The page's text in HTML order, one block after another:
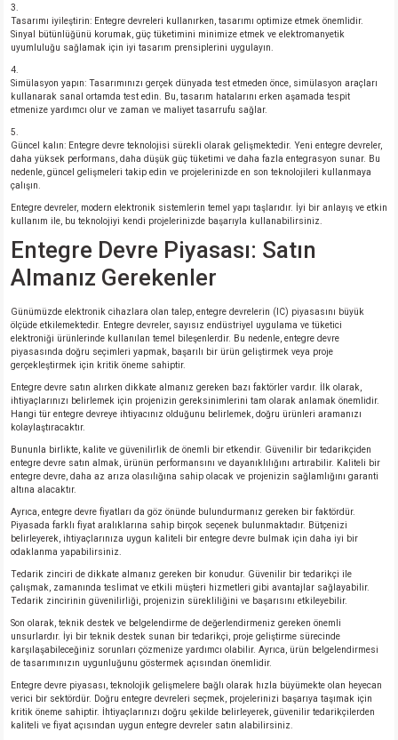
Tasarımı iyileştirin: Entegre devreleri kullanırken, tasarımı optimize etmek önemlidir.
Sinyal bütünlüğünü korumak, güç tüketimini minimize etmek ve elektromanyetik
uyumluluğu sağlamak için iyi tasarım prensiplerini uygulayın.
Simülasyon yapın: Tasarımınızı gerçek dünyada test etmeden önce, simülasyon araçları
kullanarak sanal ortamda test edin. Bu, tasarım hatalarını erken aşamada tespit
etmenize yardımcı olur ve zaman ve maliyet tasarrufu sağlar.
Güncel kalın: Entegre devre teknolojisi sürekli olarak gelişmektedir. Yeni entegre devreler,
daha yüksek performans, daha düşük güç tüketimi ve daha fazla entegrasyon sunar. Bu
nedenle, güncel gelişmeleri takip edin ve projelerinizde en son teknolojileri kullanmaya
çalışın.
Entegre devreler, modern elektronik sistemlerin temel yapı taşlarıdır. İyi bir anlayış ve etkin
kullanım ile, bu teknolojiyi kendi projelerinizde başarıyla kullanabilirsiniz.
Entegre Devre Piyasası: Satın
Almanız Gerekenler
Günümüzde elektronik cihazlara olan talep, entegre devrelerin (IC) piyasasını büyük
ölçüde etkilemektedir. Entegre devreler, sayısız endüstriyel uygulama ve tüketici
elektroniği ürünlerinde kullanılan temel bileşenlerdir. Bu nedenle, entegre devre
piyasasında doğru seçimleri yapmak, başarılı bir ürün geliştirmek veya proje
gerçekleştirmek için kritik öneme sahiptir.
Entegre devre satın alırken dikkate almanız gereken bazı faktörler vardır. İlk olarak,
ihtiyaçlarınızı belirlemek için projenizin gereksinimlerini tam olarak anlamak önemlidir.
Hangi tür entegre devreye ihtiyacınız olduğunu belirlemek, doğru ürünleri aramanızı
kolaylaştıracaktır.
Bununla birlikte, kalite ve güvenilirlik de önemli bir etkendir. Güvenilir bir tedarikçiden
entegre devre satın almak, ürünün performansını ve dayanıklılığını artırabilir. Kaliteli bir
entegre devre, daha az arıza olasılığına sahip olacak ve projenizin sağlamlığını garanti
altına alacaktır.
Ayrıca, entegre devre fiyatları da göz önünde bulundurmanız gereken bir faktördür.
Piyasada farklı fiyat aralıklarına sahip birçok seçenek bulunmaktadır. Bütçenizi
belirleyerek, ihtiyaçlarınıza uygun kaliteli bir entegre devre bulmak için daha iyi bir
odaklanma yapabilirsiniz.
Tedarik zinciri de dikkate almanız gereken bir konudur. Güvenilir bir tedarikçi ile
çalışmak, zamanında teslimat ve etkili müşteri hizmetleri gibi avantajlar sağlayabilir.
Tedarik zincirinin güvenilirliği, projenizin sürekliliğini ve başarısını etkileyebilir.
Son olarak, teknik destek ve belgelendirme de değerlendirmeniz gereken önemli
unsurlardır. İyi bir teknik destek sunan bir tedarikçi, proje geliştirme sürecinde
karşılaşabileceğiniz sorunları çözmenize yardımcı olabilir. Ayrıca, ürün belgelendirmesi
de tasarımınızın uygunluğunu göstermek açısından önemlidir.
Entegre devre piyasası, teknolojik gelişmelere bağlı olarak hızla büyümekte olan heyecan
verici bir sektördür. Doğru entegre devreleri seçmek, projelerinizi başarıya taşımak için
kritik öneme sahiptir. İhtiyaçlarınızı doğru şekilde belirleyerek, güvenilir tedarikçilerden
kaliteli ve fiyat açısından uygun entegre devreler satın alabilirsiniz.